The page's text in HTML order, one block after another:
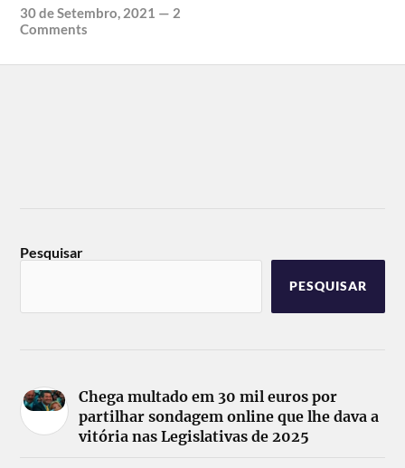
30 de Setembro, 2021 — 2
Comments
Pesquisar
PESQUISAR
Chega multado em 30 mil euros por
partilhar sondagem online que lhe dava a
vitória nas Legislativas de 2025